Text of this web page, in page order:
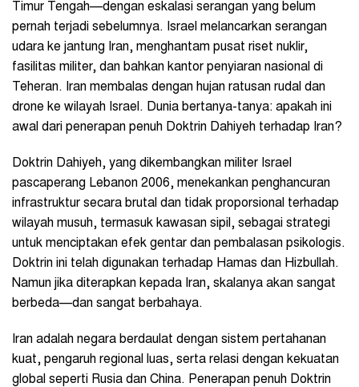
Timur Tengah—dengan eskalasi serangan yang belum
pernah terjadi sebelumnya. Israel melancarkan serangan
udara ke jantung Iran, menghantam pusat riset nuklir,
fasilitas militer, dan bahkan kantor penyiaran nasional di
Teheran. Iran membalas dengan hujan ratusan rudal dan
drone ke wilayah Israel. Dunia bertanya-tanya: apakah ini
awal dari penerapan penuh Doktrin Dahiyeh terhadap Iran?
Doktrin Dahiyeh, yang dikembangkan militer Israel
pascaperang Lebanon 2006, menekankan penghancuran
infrastruktur secara brutal dan tidak proporsional terhadap
wilayah musuh, termasuk kawasan sipil, sebagai strategi
untuk menciptakan efek gentar dan pembalasan psikologis.
Doktrin ini telah digunakan terhadap Hamas dan Hizbullah.
Namun jika diterapkan kepada Iran, skalanya akan sangat
berbeda—dan sangat berbahaya.
Iran adalah negara berdaulat dengan sistem pertahanan
kuat, pengaruh regional luas, serta relasi dengan kekuatan
global seperti Rusia dan China. Penerapan penuh Doktrin